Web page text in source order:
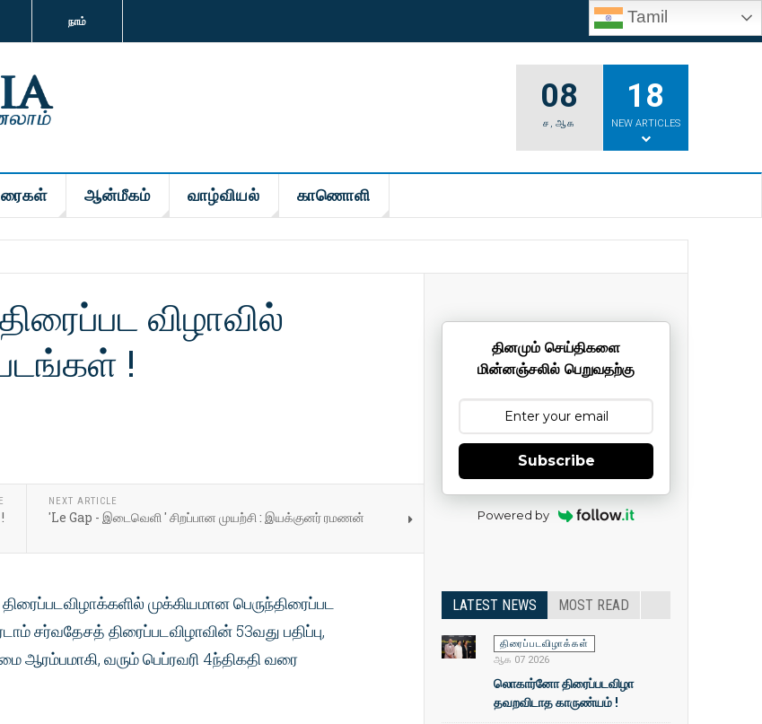
நாம் Tamil
08
ச , ஆக
18
NEW ARTICLES
ஆன்மீகம் வாழ்வியல் காணொளி
விழாவில்
!
NEXT ARTICLE
'Le Gap - இடைவெளி ' சிறப்பான முயற்சி : இயக்குனர் ரமணன்
முக்கியமான பெருந்திரைப்பட
சர்வதேசத் திரைப்படவிழாவின் 53வது பதிப்பு,
ஆரம்பமாகி, வரும் பெப்ரவரி 4ந்திகதி வரை
தினமும் செய்திகளை
மின்னஞ்சலில் பெறுவதற்கு
Subscribe
Powered by
LATEST NEWS MOST READ
திரைப்படவிழாக்கள்
ஆக 07 2026
லொகார்னோ திரைப்படவிழா
தவறவிடாத காருண்யம் !